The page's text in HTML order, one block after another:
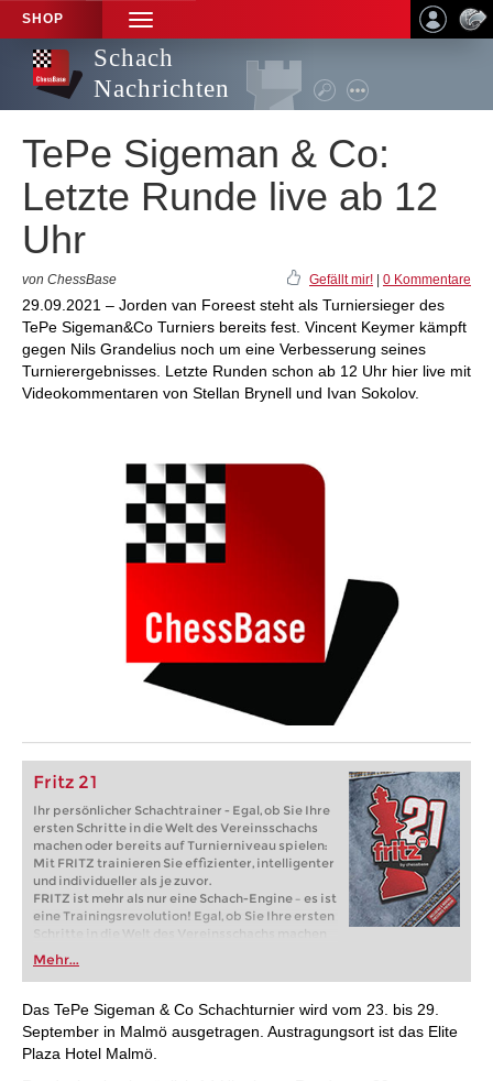
SHOP
TOGGLE
NAVIGATION
Schach
Nachrichten
TePe Sigeman & Co:
Letzte Runde live ab 12
Uhr
von ChessBase Gefällt mir! 0 Kommentare
29.09.2021 – Jorden van Foreest steht als Turniersieger des
TePe Sigeman&Co Turniers bereits fest. Vincent Keymer kämpft
gegen Nils Grandelius noch um eine Verbesserung seines
Turnierergebnisses. Letzte Runden schon ab 12 Uhr hier live mit
Videokommentaren von Stellan Brynell und Ivan Sokolov.
Fritz 21
Ihr persönlicher Schachtrainer - Egal, ob Sie Ihre
ersten Schritte in die Welt des Vereinsschachs
machen oder bereits auf Turnierniveau spielen:
Mit FRITZ trainieren Sie effizienter, intelligenter
und individueller als je zuvor.
FRITZ ist mehr als nur eine Schach-Engine – es ist
eine Trainingsrevolution! Egal, ob Sie Ihre ersten
Schritte in die Welt des Vereinsschachs machen
oder bereits auf Turnierniveau spielen: Mit
FRITZ trainieren Sie effizienter, intelligenter und
individueller als je zuvor.
Mehr...
Das TePe Sigeman & Co Schachturnier wird vom 23. bis 29.
September in Malmö ausgetragen. Austragungsort ist das Elite
Plaza Hotel Malmö.